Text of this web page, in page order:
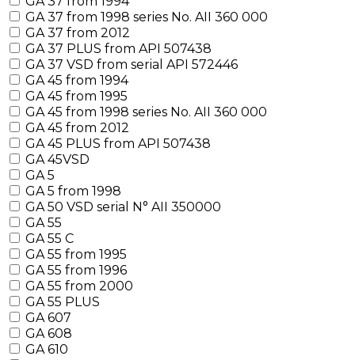
GA 37 from 1998 series No. AII 360 000
GA 37 from 2012
GA 37 PLUS from API 507438
GA 37 VSD from serial API 572446
GA 45 from 1994
GA 45 from 1995
GA 45 from 1998 series No. AII 360 000
GA 45 from 2012
GA 45 PLUS from API 507438
GA 45VSD
GA 5
GA 5 from 1998
GA 50 VSD serial N° AII 350000
GA 55
GA 55 C
GA 55 from 1995
GA 55 from 1996
GA 55 from 2000
GA 55 PLUS
GA 607
GA 608
GA 610